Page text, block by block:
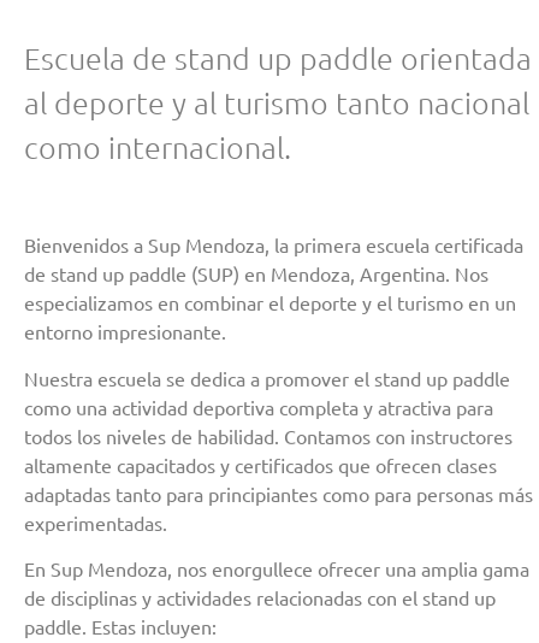
Escuela de stand up paddle orientada
al deporte y al turismo tanto nacional
como internacional.
Bienvenidos a Sup Mendoza, la primera escuela certificada
de stand up paddle (SUP) en Mendoza, Argentina. Nos
especializamos en combinar el deporte y el turismo en un
entorno impresionante.
Nuestra escuela se dedica a promover el stand up paddle
como una actividad deportiva completa y atractiva para
todos los niveles de habilidad. Contamos con instructores
altamente capacitados y certificados que ofrecen clases
adaptadas tanto para principiantes como para personas más
experimentadas.
En Sup Mendoza, nos enorgullece ofrecer una amplia gama
de disciplinas y actividades relacionadas con el stand up
paddle. Estas incluyen: